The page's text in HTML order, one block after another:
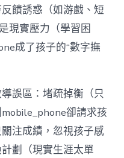
饋誘惑（如游戲、短
現實壓力（學習困
成了孩子的“數字撫
誤區：堵疏掉衡（只
卻請求孩
注成績，忽視孩子感
劃（現實生涯太單